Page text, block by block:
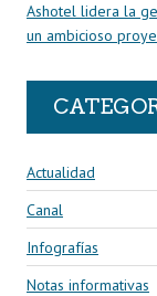
Ashotel lidera la
un ambicioso
Actualidad
Canal
Infografías
Notas informativas